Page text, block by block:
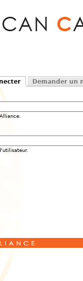
Demander un